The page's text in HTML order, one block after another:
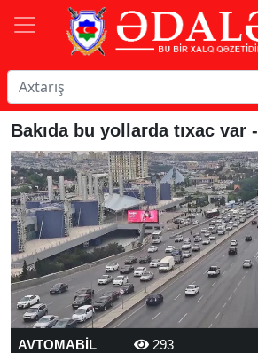
Bakıda bu yollarda tıxac var -
AVTOMABİL 293